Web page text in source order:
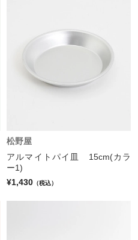
松野屋
アルマイトパイ皿 15cm(カラ
ー1)
¥1,430 （税込）